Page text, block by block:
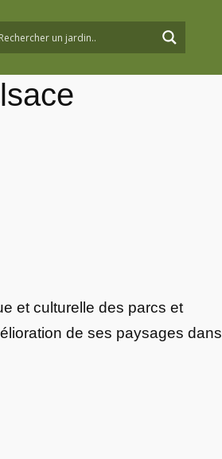
et culturelle des parcs et
de ses paysages dans